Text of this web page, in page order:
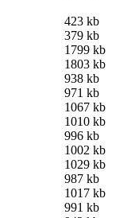
423 kb
379 kb
1799 kb
1803 kb
938 kb
971 kb
1067 kb
1010 kb
996 kb
1002 kb
1029 kb
987 kb
1017 kb
991 kb